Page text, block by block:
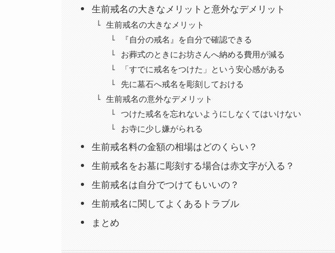
生前戒名の大きなメリットと意外なデメリット
生前戒名の大きなメリット
『自分の戒名』を自分で確認できる
お葬式のときにお坊さんへ納める費用が減る
「すでに戒名をつけた」という安心感がある
先に墓石へ戒名を彫刻しておける
生前戒名の意外なデメリット
つけた戒名を忘れないようにしなくてはいけない
お寺に少し嫌がられる
生前戒名料の金額の相場はどのくらい？
生前戒名をお墓に彫刻する場合は赤文字が入る？
生前戒名は自分でつけてもいいの？
生前戒名に関してよくあるトラブル
まとめ